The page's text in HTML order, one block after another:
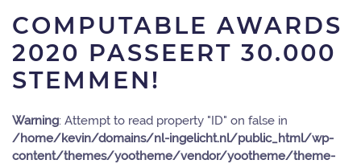
COMPUTABLE AWARDS
2020 PASSEERT 30.000
STEMMEN!
Warning: Attempt to read property "ID" on false in
/home/kevin/domains/nl-ingelicht.nl/public_html/wp-
content/themes/yootheme/vendor/yootheme/theme-